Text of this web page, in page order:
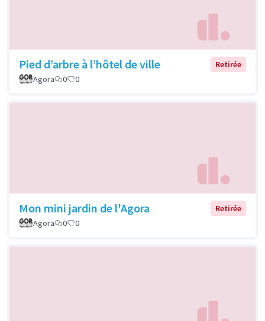
Pied d’arbre à l’hôtel de ville
Retirée
Agora
0 0
Mon mini jardin de l'Agora
Retirée
Agora
0 0